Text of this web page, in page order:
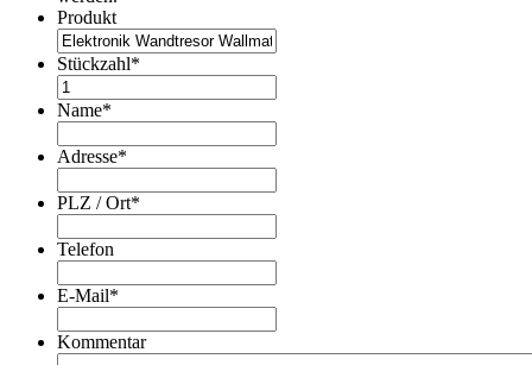
Produkt
Stückzahl*
Name*
Adresse*
PLZ / Ort*
Telefon
E-Mail*
Kommentar